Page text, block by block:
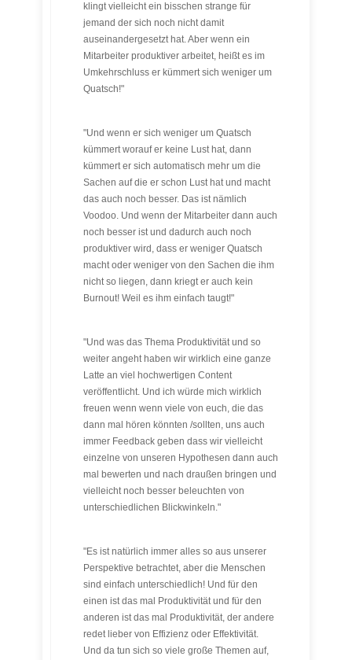
klingt vielleicht ein bisschen strange für
jemand der sich noch nicht damit
auseinandergesetzt hat. Aber wenn ein
Mitarbeiter produktiver arbeitet, heißt es im
Umkehrschluss er kümmert sich weniger um
Quatsch!"
"Und wenn er sich weniger um Quatsch
kümmert worauf er keine Lust hat, dann
kümmert er sich automatisch mehr um die
Sachen auf die er schon Lust hat und macht
das auch noch besser. Das ist nämlich
Voodoo. Und wenn der Mitarbeiter dann auch
noch besser ist und dadurch auch noch
produktiver wird, dass er weniger Quatsch
macht oder weniger von den Sachen die ihm
nicht so liegen, dann kriegt er auch kein
Burnout! Weil es ihm einfach taugt!"
"Und was das Thema Produktivität und so
weiter angeht haben wir wirklich eine ganze
Latte an viel hochwertigen Content
veröffentlicht. Und ich würde mich wirklich
freuen wenn wenn viele von euch, die das
dann mal hören könnten /sollten, uns auch
immer Feedback geben dass wir vielleicht
einzelne von unseren Hypothesen dann auch
mal bewerten und nach draußen bringen und
vielleicht noch besser beleuchten von
unterschiedlichen Blickwinkeln."
"Es ist natürlich immer alles so aus unserer
Perspektive betrachtet, aber die Menschen
sind einfach unterschiedlich! Und für den
einen ist das mal Produktivität und für den
anderen ist das mal Produktivität, der andere
redet lieber von Effizienz oder Effektivität.
Und da tun sich so viele große Themen auf,